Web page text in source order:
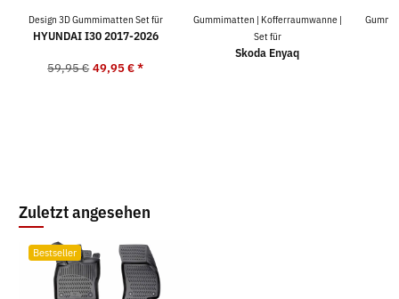
Design 3D Gummimatten Set für
HYUNDAI I30 2017-2026
59,95 € 49,95 €*
Gummimatten | Kofferraumwanne |
Set für
Skoda Enyaq
Zuletzt angesehen
Bestseller